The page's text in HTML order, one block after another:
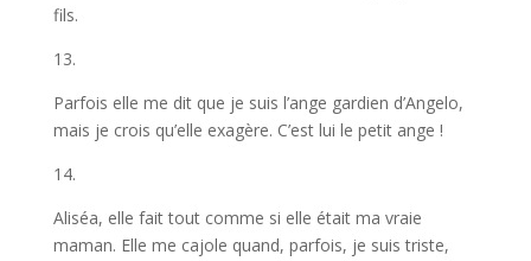
fils.
13.
Parfois elle me dit que je suis l’ange gardien d’Angelo,
mais je crois qu’elle exagère. C’est lui le petit ange !
14.
Aliséa, elle fait tout comme si elle était ma vraie
maman. Elle me cajole quand, parfois, je suis triste,